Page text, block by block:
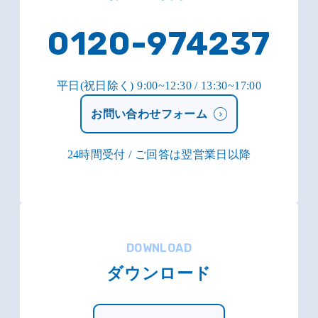
0120-974237
平日(祝日除く) 9:00~12:30 / 13:30~17:00
お問い合わせフォーム
24時間受付 / ご回答は翌営業日以降
DOWNLOAD
ダウンロード